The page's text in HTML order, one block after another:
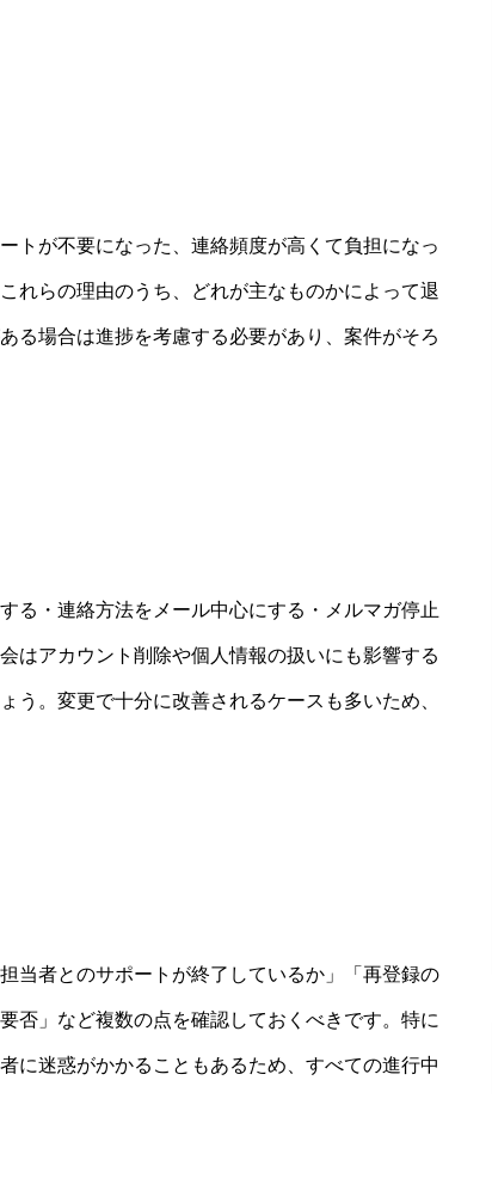
トが不要になった、連絡頻度が高くて負担になっ
れらの理由のうち、どれが主なものかによって退
る場合は進捗を考慮する必要があり、案件がそろ
る・連絡方法をメール中心にする・メルマガ停止
はアカウント削除や個人情報の扱いにも影響する
う。変更で十分に改善されるケースも多いため、
当者とのサポートが終了しているか」「再登録の
否」など複数の点を確認しておくべきです。特に
に迷惑がかかることもあるため、すべての進行中